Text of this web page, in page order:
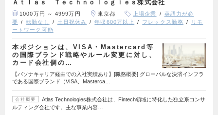
Ａｔｌａｓ Ｔｅｃｈｎｏｌｏｇｉｅｓ株式会社
1000万円 ～ 4999万円 東京都 上場企業
英語力が必
要
転勤なし 土日祝休み 年収600万以上 フレックス勤務
リモ
ートワーク可能
本ポジションは、VISA・Mastercard等
の国際ブランド戦略やルール変更に対し、
カード会社側の…
【パソナキャリア経由での入社実績あり】[職務概要] グローバルな決済インフラ
である国際ブランド（VISA、Masterca…
会社概要
Atlas Technologies株式会社は、Fintech領域に特化した独立系コンサ
ルティング会社です。主な事業内容…